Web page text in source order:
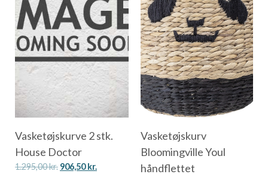
Vasketøjskurve 2 stk.
House Doctor
1.295,00kr. 906,50kr.
Vasketøjskurv
Bloomingville Youl
håndflettet